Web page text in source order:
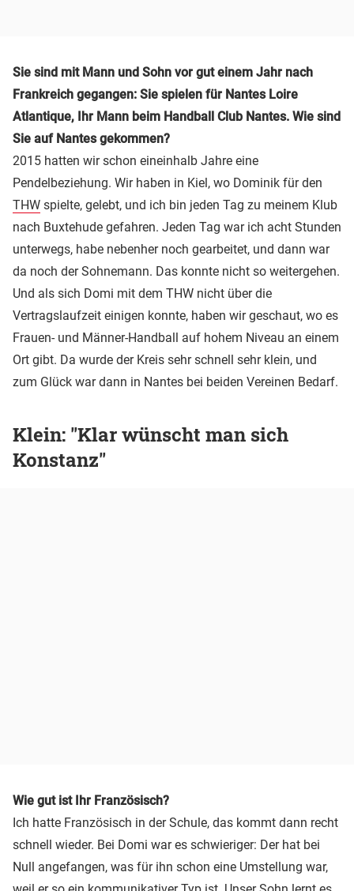
Sie sind mit Mann und Sohn vor gut einem Jahr nach
Frankreich gegangen: Sie spielen für Nantes Loire
Atlantique, Ihr Mann beim Handball Club Nantes. Wie sind
Sie auf Nantes gekommen?
2015 hatten wir schon eineinhalb Jahre eine
Pendelbeziehung. Wir haben in Kiel, wo Dominik für den
THW spielte, gelebt, und ich bin jeden Tag zu meinem Klub
nach Buxtehude gefahren. Jeden Tag war ich acht Stunden
unterwegs, habe nebenher noch gearbeitet, und dann war
da noch der Sohnemann. Das konnte nicht so weitergehen.
Und als sich Domi mit dem THW nicht über die
Vertragslaufzeit einigen konnte, haben wir geschaut, wo es
Frauen- und Männer-Handball auf hohem Niveau an einem
Ort gibt. Da wurde der Kreis sehr schnell sehr klein, und
zum Glück war dann in Nantes bei beiden Vereinen Bedarf.
Klein: "Klar wünscht man sich
Konstanz"
Wie gut ist Ihr Französisch?
Ich hatte Französisch in der Schule, das kommt dann recht
schnell wieder. Bei Domi war es schwieriger: Der hat bei
Null angefangen, was für ihn schon eine Umstellung war,